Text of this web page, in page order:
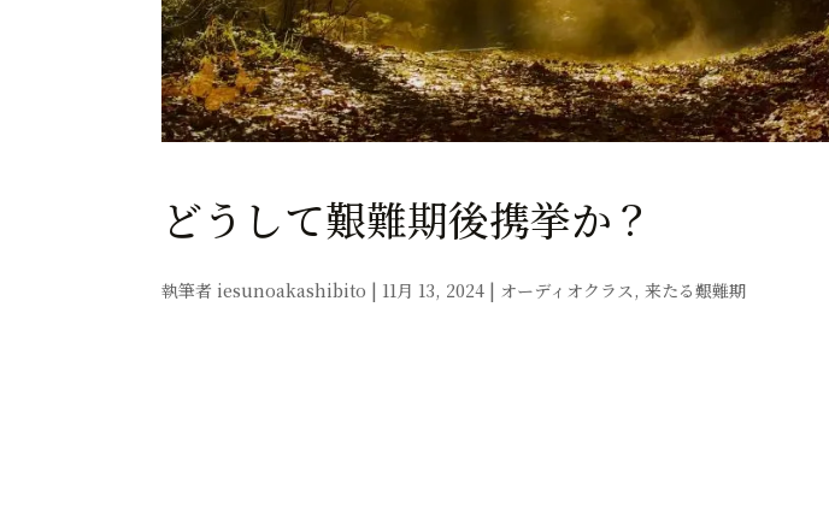
どうして艱難期後携挙か？
執筆者 iesunoakashibito | 11月 13, 2024 | オーディオクラス,来たる艱難期